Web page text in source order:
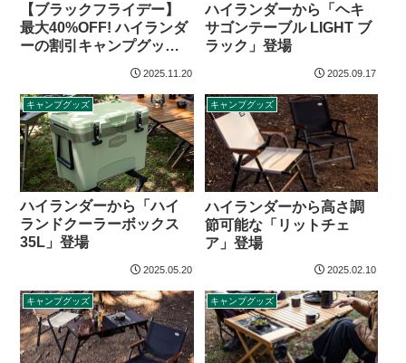
【ブラックフライデー】
最大40%OFF! ハイランダ
ーの割引キャンプグッズ
2025.11.20
ハイランダーから「ヘキ
サゴンテーブル LIGHT ブ
ラック」登場
2025.09.17
キャンプグッズ
ハイランダーから「ハイ
ランドクーラーボックス
35L」登場
2025.05.20
キャンプグッズ
ハイランダーから高さ調
節可能な「リットチェ
ア」登場
2025.02.10
キャンプグッズ キャンプグッズ